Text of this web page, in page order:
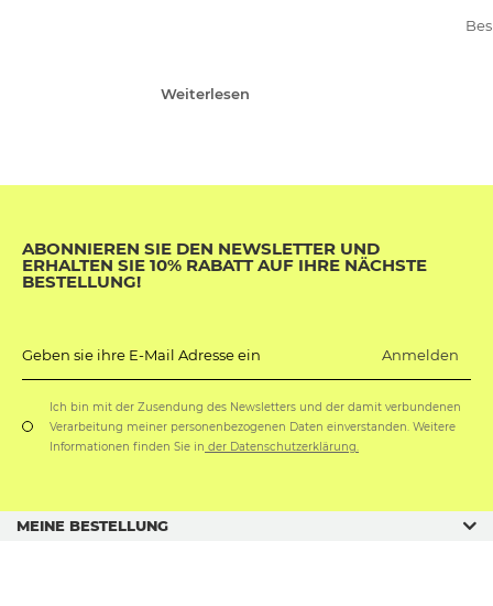
Weiterlesen
ABONNIEREN SIE DEN NEWSLETTER UND
ERHALTEN SIE 10% RABATT AUF IHRE NÄCHSTE
BESTELLUNG!
Geben sie ihre E-Mail Adresse ein Anmelden
Ich bin mit der Zusendung des Newsletters und der damit verbundenen
Verarbeitung meiner personenbezogenen Daten einverstanden. Weitere
Informationen finden Sie in der Datenschutzerklärung.
MEINE BESTELLUNG